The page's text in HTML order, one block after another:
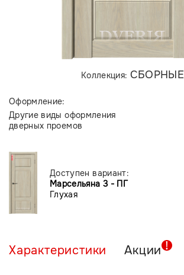
Коллекция: СБОРНЫЕ
Оформление:
Другие виды оформления
дверных проемов
Доступен вариант:
Марсельяна 3 - ПГ
Глухая
Характеристики Акции